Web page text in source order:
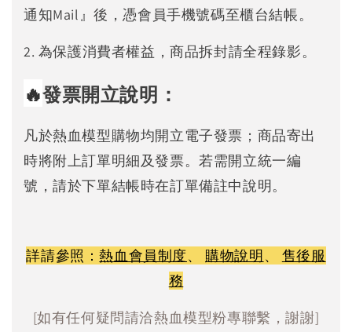
通知Mail』後，憑會員手機號碼至櫃台結帳。
2. 為保護消費者權益，商品拆封請全程錄影。
🔥發票開立說明：
凡於熱血模型購物均開立電子發票；商品寄出
時將附上訂單明細及發票。若需開立統一編
號，請於下單結帳時在訂單備註中說明。
詳請參照：熱血會員制度、 購物說明、 售後服
務
[如有任何疑問請洽熱血模型粉專聯繫，謝謝]